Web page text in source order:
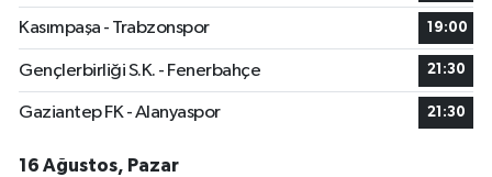
Kasımpaşa - Trabzonspor 19:00
Gençlerbirliği S.K. - Fenerbahçe 21:30
Gaziantep FK - Alanyaspor 21:30
16 Ağustos, Pazar